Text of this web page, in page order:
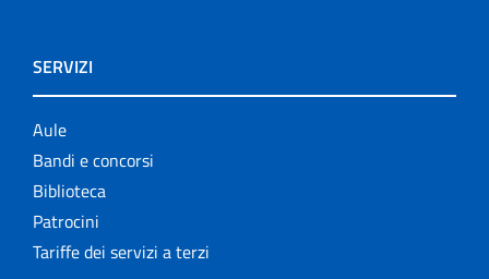
SERVIZI
Aule
Bandi e concorsi
Biblioteca
Patrocini
Tariffe dei servizi a terzi